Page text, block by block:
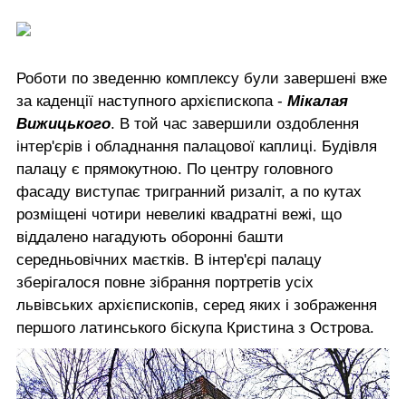
Роботи по зведенню комплексу були завершені вже
за каденції наступного архієпископа - Мікалая
Вижицького. В той час завершили оздоблення
інтер'єрів і обладнання палацової каплиці. Будівля
палацу є прямокутною. По центру головного
фасаду виступає тригранний ризаліт, а по кутах
розміщені чотири невеликі квадратні вежі, що
віддалено нагадують оборонні башти
середньовічних маєтків. В інтер'єрі палацу
зберігалося повне зібрання портретів усіх
львівських архієпископів, серед яких і зображення
першого латинського біскупа Кристина з Острова.